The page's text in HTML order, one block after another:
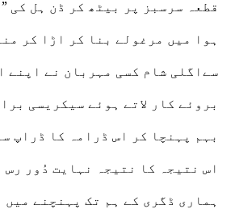
قطعہ سرسبز پر بیٹھ کر ڈن ہل کی
ہوا میں مرغولے بنا کر اڑا کر
سےاگلی شام کسی مہربان نے اپنے
بروئے کار لاتے ہوئے سیکریسی
بہم پہنچا کر اس ڈرامہ کا ڈراپ
اس نتیجہ کا نتیجہ نہایت دُور
ہماری ڈگری کے ہم تک پہنچنے میں